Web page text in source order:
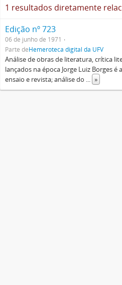
1 resultados diretamente
Edição nº 723
06 de junho de 1971
Parte deHemeroteca digital da UFV
Análise de obras de literatura, crítica
lançados na época Jorge Luiz Borges
ensaio e revista; análise do ... »